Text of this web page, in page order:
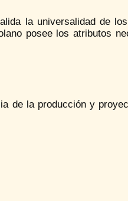
la universalidad de
posee los atributos
de la producción y